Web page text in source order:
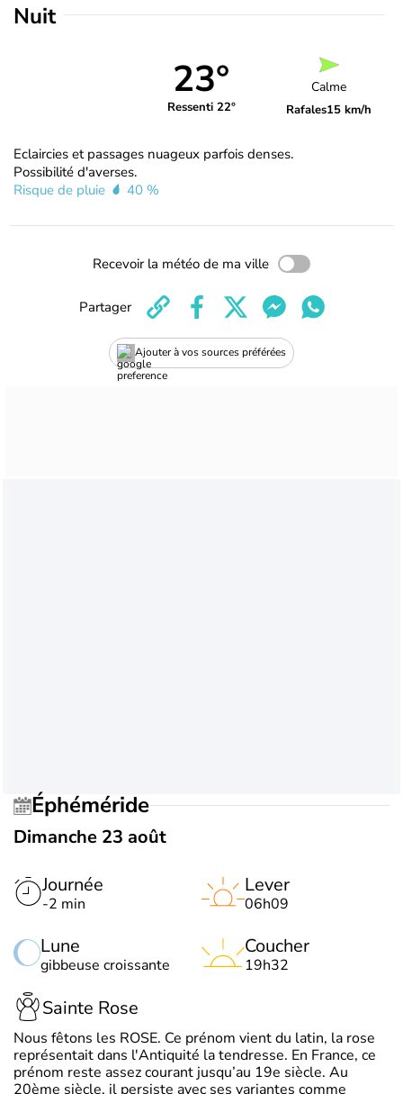
Nuit
23°
Ressenti 22°
Calme
Rafales15 km/h
Eclaircies et passages nuageux parfois denses.
Possibilité d'averses.
Risque de pluie
40 %
Recevoir la météo de ma ville
Ajouter à vos sources préférées
Partager
Éphéméride
Dimanche 23 août
Journée
-2 min
Lune
gibbeuse croissante
Lever
06h09
Coucher
19h32
Sainte Rose
Nous fêtons les ROSE. Ce prénom vient du latin, la rose
représentait dans l'Antiquité la tendresse. En France, ce
prénom reste assez courant jusqu’au 19e siècle. Au
20ème siècle, il persiste avec ses variantes comme